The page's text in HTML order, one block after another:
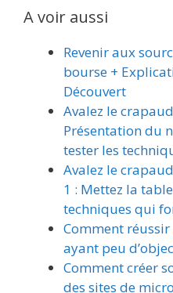
A voir aussi
Revenir aux
bourse +
Découvert
Avalez le
Présentation du
tester les
Avalez le
1 : Mettez la
techniques qui
Comment
ayant peu
Comment créer
des sites de